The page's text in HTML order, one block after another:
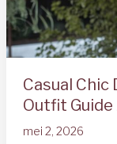
Casual
Outfit
mei 2, 2026